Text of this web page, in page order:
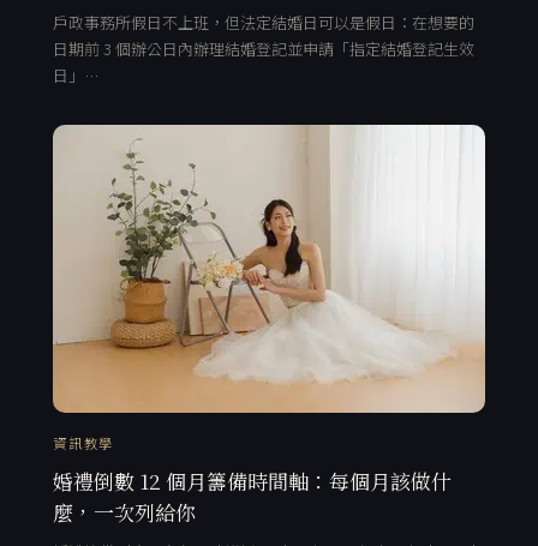
戶政事務所假日不上班，但法定結婚日可以是假日：在想要的
日期前 3 個辦公日內辦理結婚登記並申請「指定結婚登記生效
日」…
資訊教學
婚禮倒數 12 個月籌備時間軸：每個月該做什
麼，一次列給你